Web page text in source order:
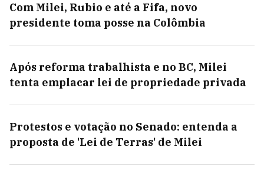
Com Milei, Rubio e até a Fifa, novo
presidente toma posse na Colômbia
Após reforma trabalhista e no BC, Milei
tenta emplacar lei de propriedade privada
Protestos e votação no Senado: entenda a
proposta de 'Lei de Terras' de Milei